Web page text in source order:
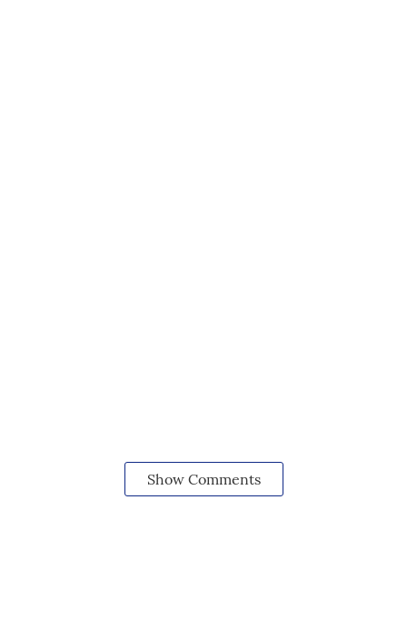
Show Comments